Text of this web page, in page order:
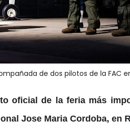
de dos pilotos de la FAC
oficial de la feria más
Jose Maria Cordoba, en